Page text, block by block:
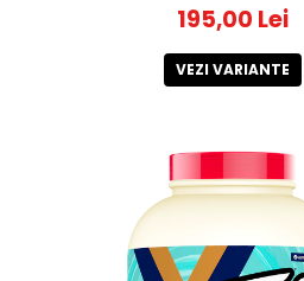
195,00 Lei
VEZI VARIANTE